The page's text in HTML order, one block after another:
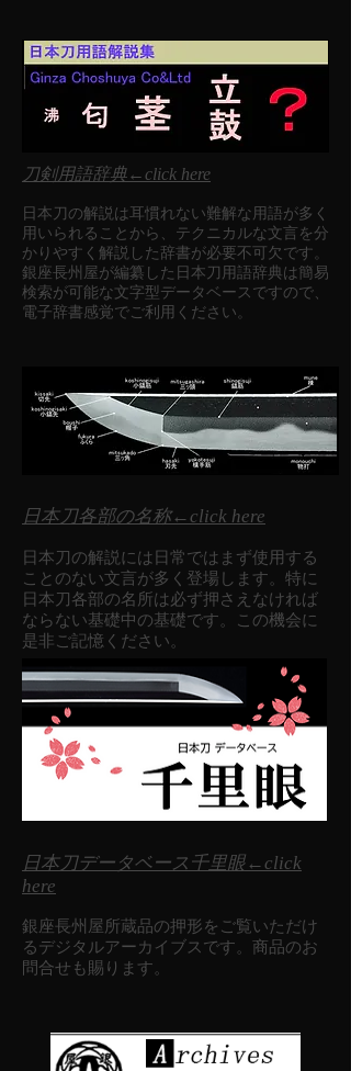
刀剣用語辞典←click here
日本刀の解説は耳慣れない難解な用語が多く
用いられることから、テクニカルな文言を分
かりやすく解説した辞書が必要不可欠です。
銀座長州屋が編纂した日本刀用語辞典は簡易
検索が可能な文字型データベースですので、
電子辞書感覚でご利用ください。
日本刀各部の名称←click here
日本刀の解説には日常ではまず使用する
ことのない文言が多く登場します。特に
日本刀各部の名所は必ず押さえなければ
ならない基礎中の基礎です。この機会に
是非ご記憶ください。
日本刀データベース千里眼←click
here
銀座長州屋所蔵品の押形をご覧いただけ
るデジタルアーカイブスです。商品のお
問合せも賜ります。